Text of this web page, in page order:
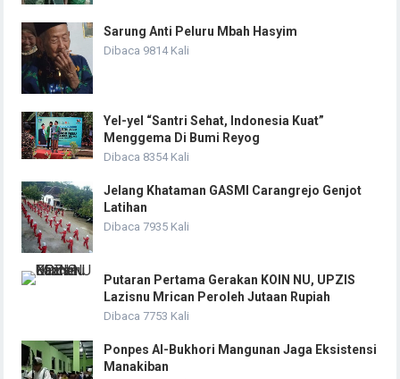
Sarung Anti Peluru Mbah Hasyim
Dibaca 9814 Kali
Yel-yel “Santri Sehat, Indonesia Kuat”
Menggema Di Bumi Reyog
Dibaca 8354 Kali
Jelang Khataman GASMI Carangrejo Genjot
Latihan
Dibaca 7935 Kali
Putaran Pertama Gerakan KOIN NU, UPZIS
Lazisnu Mrican Peroleh Jutaan Rupiah
Dibaca 7753 Kali
Ponpes Al-Bukhori Mangunan Jaga Eksistensi
Manakiban